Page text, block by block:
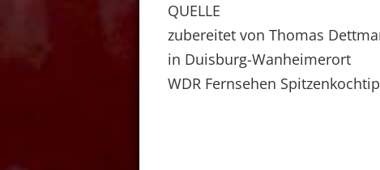
QUELLE
zubereitet von Thomas
in Duisburg-Wanheimerort
WDR Fernsehen